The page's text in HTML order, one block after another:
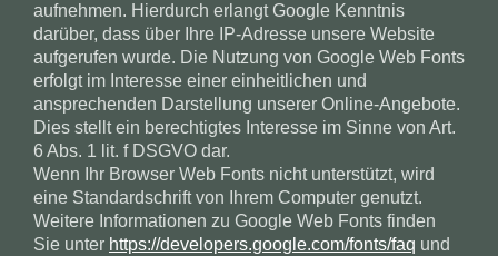
aufnehmen. Hierdurch erlangt Google Kenntnis
darüber, dass über Ihre IP-Adresse unsere Website
aufgerufen wurde. Die Nutzung von Google Web Fonts
erfolgt im Interesse einer einheitlichen und
ansprechenden Darstellung unserer Online-Angebote.
Dies stellt ein berechtigtes Interesse im Sinne von Art.
6 Abs. 1 lit. f DSGVO dar.
Wenn Ihr Browser Web Fonts nicht unterstützt, wird
eine Standardschrift von Ihrem Computer genutzt.
Weitere Informationen zu Google Web Fonts finden
Sie unter https://developers.google.com/fonts/faq und